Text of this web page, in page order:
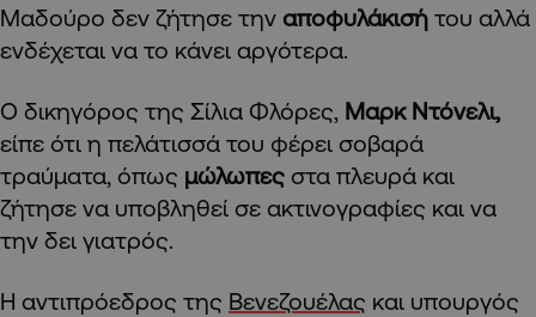
Μαδούρο δεν ζήτησε την αποφυλάκισή του αλλά
ενδέχεται να το κάνει αργότερα.
Ο δικηγόρος της Σίλια Φλόρες, Μαρκ Ντόνελι,
είπε ότι η πελάτισσά του φέρει σοβαρά
τραύματα, όπως μώλωπες στα πλευρά και
ζήτησε να υποβληθεί σε ακτινογραφίες και να
την δει γιατρός.
Η αντιπρόεδρος της Βενεζουέλας και υπουργός